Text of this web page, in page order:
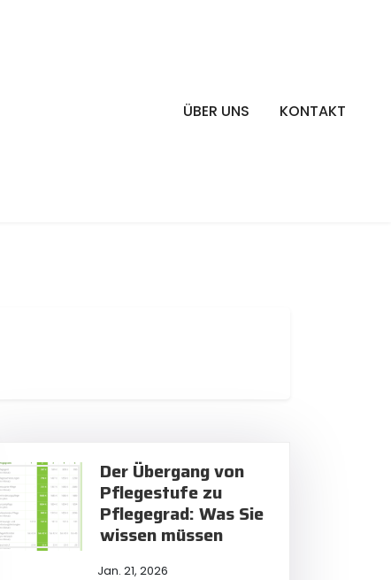
ÜBER UNS KONTAKT
Der Übergang von
Pflegestufe zu
Pflegegrad: Was Sie
wissen müssen
Jan. 21, 2026